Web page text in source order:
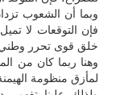
وبما أن الشعوب
فإن التوقعات لا
خلق قوى تحرر وطني
وهنا ربما كان من
لمأزق منظومة